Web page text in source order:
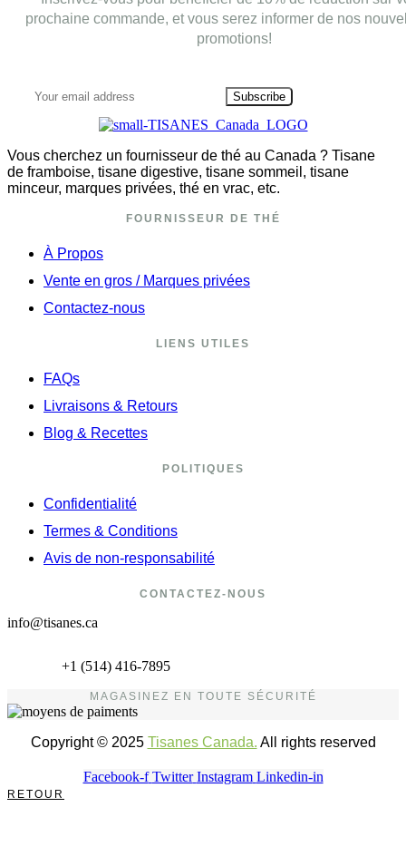
prochaine commande, et vous serez informer de nos
promotions!
Subscribe
Vous cherchez un fournisseur de thé au Canada ? Tisane
de framboise, tisane digestive, tisane sommeil, tisane
minceur, marques privées, thé en vrac, etc.
FOURNISSEUR DE THÉ
À Propos
Vente en gros / Marques privées
Contactez-nous
LIENS UTILES
FAQs
Livraisons & Retours
Blog & Recettes
POLITIQUES
Confidentialité
Termes & Conditions
Avis de non-responsabilité
CONTACTEZ-NOUS
info@tisanes.ca
+1 (514) 416-7895
MAGASINEZ EN TOUTE SÉCURITÉ
Copyright © 2025 Tisanes Canada. All rights reserved
Facebook-f Twitter Instagram Linkedin-in
RETOUR